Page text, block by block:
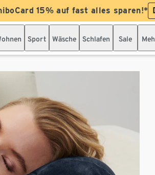
15% auf fast alles sparen!*
Sport Wäsche Schlafen Sale